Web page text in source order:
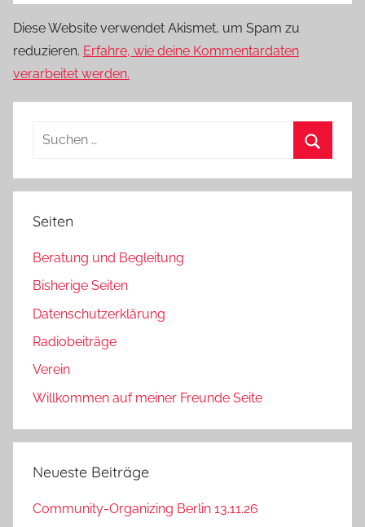
Diese Website verwendet Akismet, um Spam zu
reduzieren. Erfahre, wie deine Kommentardaten
verarbeitet werden.
Suchen
Seiten
Beratung und Begleitung
Bisherige Seiten
Datenschutzerklärung
Radiobeiträge
Verein
Willkommen auf meiner Freunde Seite
Neueste Beiträge
Community-Organizing Berlin 13.11.26